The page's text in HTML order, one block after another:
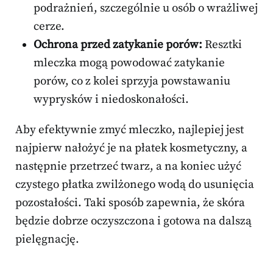
podrażnień, szczególnie u osób o wrażliwej
cerze.
Ochrona przed zatykanie porów: Resztki
mleczka mogą powodować zatykanie
porów, co z kolei sprzyja powstawaniu
wyprysków i niedoskonałości.
Aby efektywnie zmyć mleczko, najlepiej jest
najpierw nałożyć je na płatek kosmetyczny, a
następnie przetrzeć twarz, a na koniec użyć
czystego płatka zwilżonego wodą do usunięcia
pozostałości. Taki sposób zapewnia, że skóra
będzie dobrze oczyszczona i gotowa na dalszą
pielęgnację.